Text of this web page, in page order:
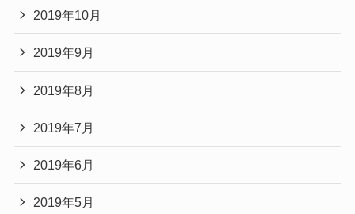
2019年10月
2019年9月
2019年8月
2019年7月
2019年6月
2019年5月